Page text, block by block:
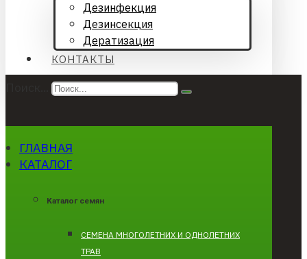
Дезинфекция
Дезинсекция
Дератизация
КОНТАКТЫ
ГЛАВНАЯ
КАТАЛОГ
Каталог семян
CЕМЕНА МНОГОЛЕТНИХ И ОДНОЛЕТНИХ
ТРАВ